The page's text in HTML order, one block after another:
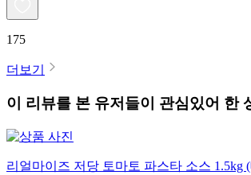
175
더보기
이 리뷰를 본 유저들이 관심있어 한
리얼마이즈 저당 토마토 파스타 소스 1.5kg